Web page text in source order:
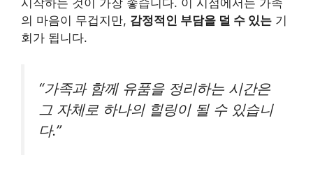
의 마음이 무겁지만, 감정적인 부담을 덜 수 있는 기
회가 됩니다.
“가족과 함께 유품을 정리하는 시간은
그 자체로 하나의 힐링이 될 수 있습니
다.”